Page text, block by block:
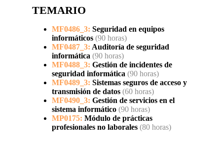
TEMARIO
MF0486_3: Seguridad en equipos
informáticos (90 horas)
MF0487_3: Auditoría de seguridad
informática (90 horas)
MF0488_3: Gestión de incidentes de
seguridad informática (90 horas)
MF0489_3: Sistemas seguros de acceso y
transmisión de datos (60 horas)
MF0490_3: Gestión de servicios en el
sistema informático (90 horas)
MP0175: Módulo de prácticas
profesionales no laborales (80 horas)